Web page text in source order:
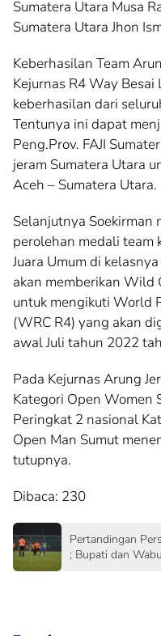
Sumatera Utara Musa
Sumatera Utara Jhon
Keberhasilan Team
Kejurnas R4 Way
keberhasilan dari
Tentunya ini dapat
Peng.Prov. FAJI
jeram Sumatera Utara
Aceh – Sumatera Utara.
Selanjutnya
perolehan medali team
Juara Umum di
akan memberikan Wild
untuk mengikuti World
(WRC R4) yang akan
awal Juli tahun 2022
Pada Kejurnas Arung
Kategori Open Women
Peringkat 2 nasional
Open Man Sumut
tutupnya.
Dibaca: 230
Pertandingan
; Bupati dan